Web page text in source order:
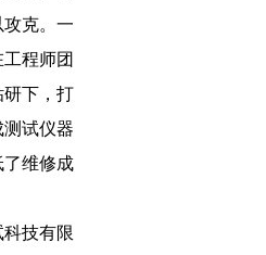
克。一
工程师团
下，打
测试仪器
了维修成
科技有限